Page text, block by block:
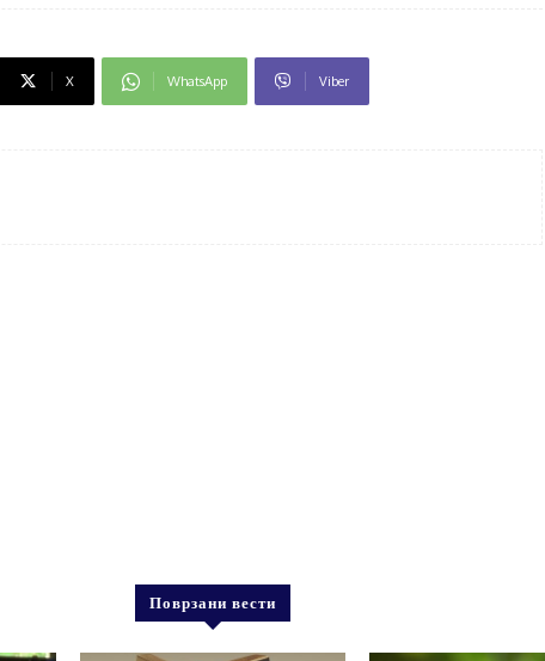
X WhatsApp Viber
Поврзани вести